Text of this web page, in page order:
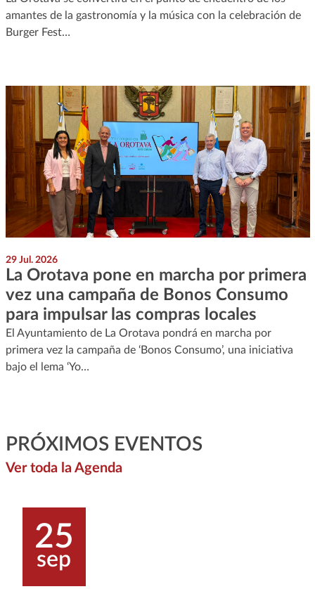
amantes de la gastronomía y la música con la celebración de
Burger Fest…
29 Jul. 2026
La Orotava pone en marcha por primera
vez una campaña de Bonos Consumo
para impulsar las compras locales
El Ayuntamiento de La Orotava pondrá en marcha por
primera vez la campaña de ‘Bonos Consumo’, una iniciativa
bajo el lema ‘Yo…
PRÓXIMOS EVENTOS
Ver toda la Agenda
25
sep